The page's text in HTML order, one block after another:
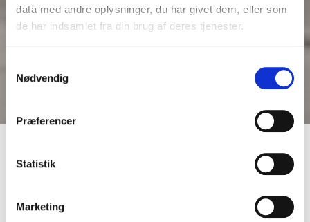
data med andre oplysninger, du har givet dem, eller som
de har indsamlet fra din brug af deres tjenester.
Nødvendig
Præferencer
Statistik
Marketing
frugt og grønt
Få styr på anvendelse og tilberedning af frosne grøntsager,